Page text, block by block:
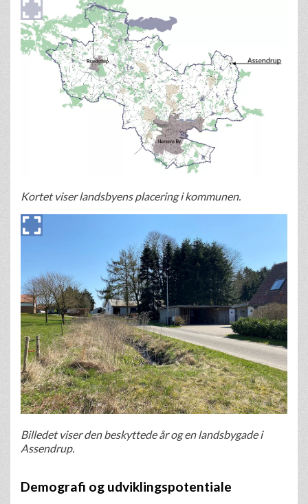
Kortet viser landsbyens placering i kommunen.
Billedet viser den beskyttede år og en landsbygade i
Assendrup.
Demografi og udviklingspotentiale